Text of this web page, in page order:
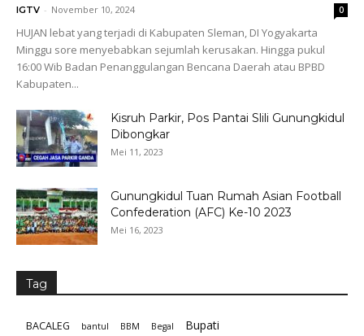
IGTV - November 10, 2024 0
HUJAN lebat yang terjadi di Kabupaten Sleman, DI Yogyakarta
Minggu sore menyebabkan sejumlah kerusakan. Hingga pukul
16:00 Wib Badan Penanggulangan Bencana Daerah atau BPBD
Kabupaten...
Kisruh Parkir, Pos Pantai Slili Gunungkidul
Dibongkar
Mei 11, 2023
Gunungkidul Tuan Rumah Asian Football
Confederation (AFC) Ke-10 2023
Mei 16, 2023
Tag
BACALEG bantul BBM Begal Bupati